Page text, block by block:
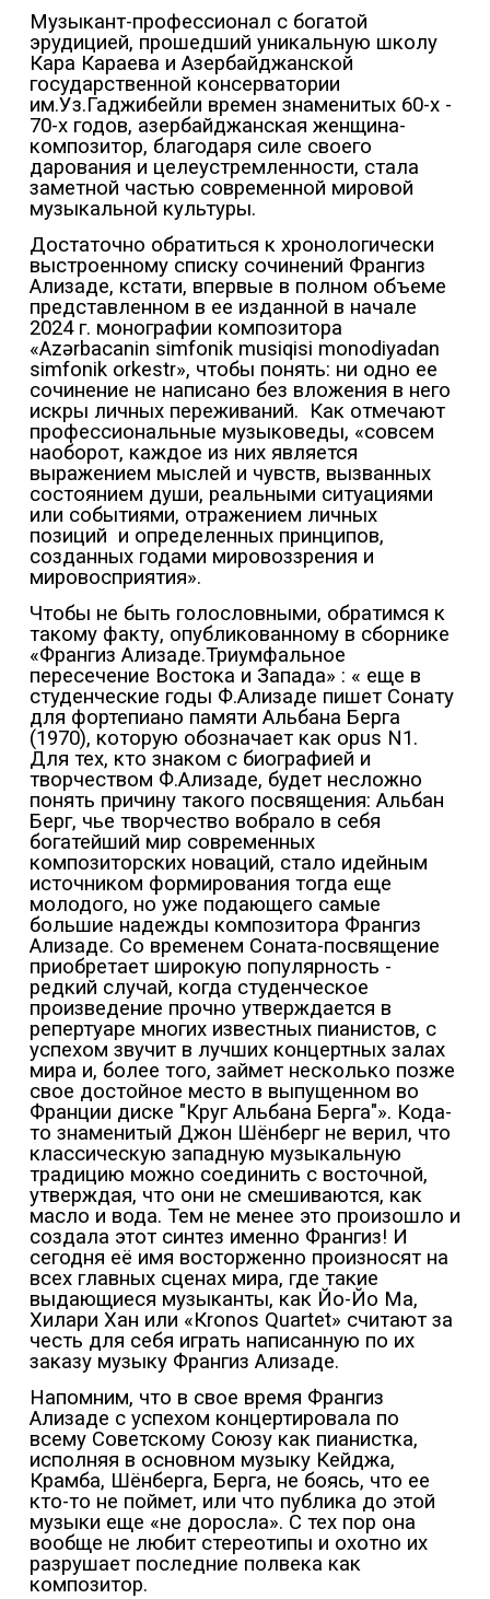
Музыкант-профессионал с богатой
эрудицией, прошедший уникальную школу
Кара Караева и Азербайджанской
государственной консерватории
им.Уз.Гаджибейли времен знаменитых 60-х -
70-х годов, азербайджанская женщина-
композитор, благодаря силе своего
дарования и целеустремленности, стала
заметной частью современной мировой
музыкальной культуры.
Достаточно обратиться к хронологически
выстроенному списку сочинений Франгиз
Ализаде, кстати, впервые в полном объеме
представленном в ее изданной в начале
2024 г. монографии композитора
«Azərbacanin simfonik musiqisi monodiyadan
simfonik orkestr», чтобы понять: ни одно ее
сочинение не написано без вложения в него
искры личных переживаний. Как отмечают
профессиональные музыковеды, «совсем
наоборот, каждое из них является
выражением мыслей и чувств, вызванных
состоянием души, реальными ситуациями
или событиями, отражением личных
позиций и определенных принципов,
созданных годами мировоззрения и
мировосприятия».
Чтобы не быть голословными, обратимся к
такому факту, опубликованному в сборнике
«Франгиз Ализаде.Триумфальное
пересечение Востока и Запада» : « еще в
студенческие годы Ф.Ализаде пишет Сонату
для фортепиано памяти Альбана Берга
(1970), которую обозначает как opus N1.
Для тех, кто знаком с биографией и
творчеством Ф.Ализаде, будет несложно
понять причину такого посвящения: Альбан
Берг, чье творчество вобрало в себя
богатейший мир современных
композиторских новаций, стало идейным
источником формирования тогда еще
молодого, но уже подающего самые
большие надежды композитора Франгиз
Ализаде. Со временем Соната-посвящение
приобретает широкую популярность -
редкий случай, когда студенческое
произведение прочно утверждается в
репертуаре многих известных пианистов, с
успехом звучит в лучших концертных залах
мира и, более того, займет несколько позже
свое достойное место в выпущенном во
Франции диске "Круг Альбана Берга"». Кода-
то знаменитый Джон Шёнберг не верил, что
классическую западную музыкальную
традицию можно соединить с восточной,
утверждая, что они не смешиваются, как
масло и вода. Тем не менее это произошло и
создала этот синтез именно Франгиз! И
сегодня её имя восторженно произносят на
всех главных сценах мира, где такие
выдающиеся музыканты, как Йо-Йо Ма,
Хилари Хан или «Кronos Quartet» считают за
честь для себя играть написанную по их
заказу музыку Франгиз Ализаде.
Напомним, что в свое время Франгиз
Ализаде с успехом концертировала по
всему Советскому Союзу как пианистка,
исполняя в основном музыку Кейджа,
Крамба, Шёнберга, Берга, не боясь, что ее
кто-то не поймет, или что публика до этой
музыки еще «не доросла». С тех пор она
вообще не любит стереотипы и охотно их
разрушает последние полвека как
композитор.